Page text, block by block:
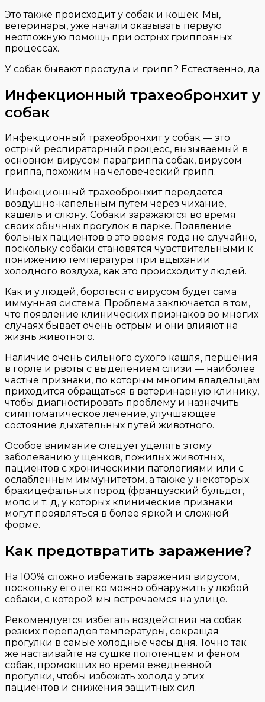
Это также происходит у собак и кошек. Мы,
ветеринары, уже начали оказывать первую
неотложную помощь при острых гриппозных
процессах.
У собак бывают простуда и грипп? Естественно, да
Инфекционный трахеобронхит у
собак
Инфекционный трахеобронхит у собак — это
острый респираторный процесс, вызываемый в
основном вирусом парагриппа собак, вирусом
гриппа, похожим на человеческий грипп.
Инфекционный трахеобронхит передается
воздушно-капельным путем через чихание,
кашель и слюну. Собаки заражаются во время
своих обычных прогулок в парке. Появление
больных пациентов в это время года не случайно,
поскольку собаки становятся чувствительными к
понижению температуры при вдыхании
холодного воздуха, как это происходит у людей.
Как и у людей, бороться с вирусом будет сама
иммунная система. Проблема заключается в том,
что появление клинических признаков во многих
случаях бывает очень острым и они влияют на
жизнь животного.
Наличие очень сильного сухого кашля, першения
в горле и рвоты с выделением слизи — наиболее
частые признаки, по которым многим владельцам
приходится обращаться в ветеринарную клинику,
чтобы диагностировать проблему и назначить
симптоматическое лечение, улучшающее
состояние дыхательных путей животного.
Особое внимание следует уделять этому
заболеванию у щенков, пожилых животных,
пациентов с хроническими патологиями или с
ослабленным иммунитетом, а также у некоторых
брахицефальных пород (французский бульдог,
мопс и т. д, у которых клинические признаки
могут проявляться в более яркой и сложной
форме.
Как предотвратить заражение?
На 100% сложно избежать заражения вирусом,
поскольку его легко можно обнаружить у любой
собаки, с которой мы встречаемся на улице.
Рекомендуется избегать воздействия на собак
резких перепадов температуры, сокращая
прогулки в самые холодные часы дня. Точно так
же настаивайте на сушке полотенцем и феном
собак, промокших во время ежедневной
прогулки, чтобы избежать холода у этих
пациентов и снижения защитных сил.